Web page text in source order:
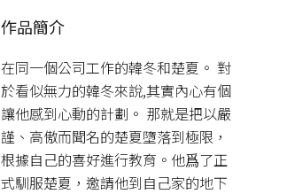
作品簡介
在同一個公司工作的韓冬和楚夏。 對
於看似無力的韓冬來說,其實內心有個
讓他感到心動的計劃。 那就是把以嚴
謹、高傲而聞名的楚夏墮落到極限，
根據自己的喜好進行教育。他爲了正
式馴服楚夏，邀請他到自己家的地下